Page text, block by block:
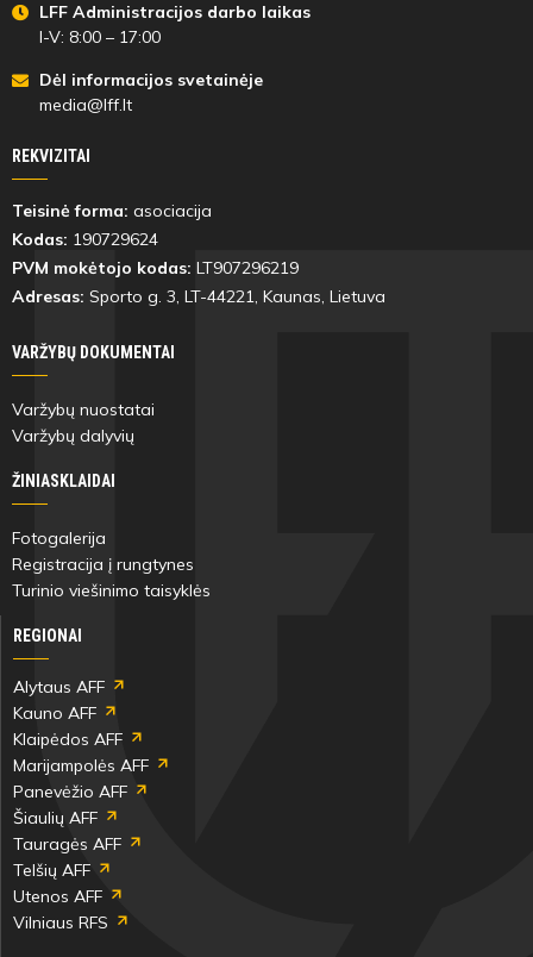
LFF Administracijos darbo laikas
I-V: 8:00 – 17:00
Dėl informacijos svetainėje
media@lff.lt
REKVIZITAI
Teisinė forma: asociacija
Kodas: 190729624
PVM mokėtojo kodas: LT907296219
Adresas: Sporto g. 3, LT-44221, Kaunas, Lietuva
VARŽYBŲ DOKUMENTAI
Varžybų nuostatai
Varžybų dalyvių
ŽINIASKLAIDAI
Fotogalerija
Registracija į rungtynes
Turinio viešinimo taisyklės
REGIONAI
Alytaus AFF
Kauno AFF
Klaipėdos AFF
Marijampolės AFF
Panevėžio AFF
Šiaulių AFF
Tauragės AFF
Telšių AFF
Utenos AFF
Vilniaus RFS